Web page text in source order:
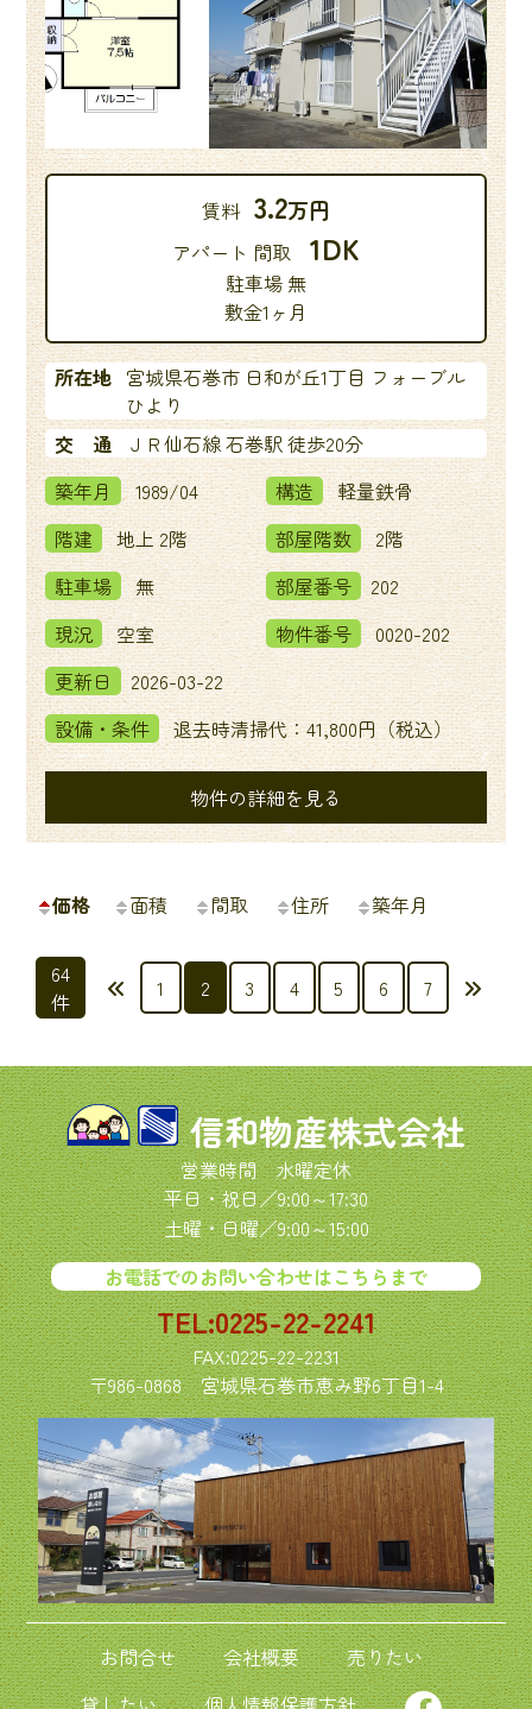
賃料 3.2万円
アパート 間取 1DK
駐車場 無
敷金1ヶ月
所在地 宮城県石巻市 日和が丘1丁目 フォーブル
ひより
交 通
ＪＲ仙石線 石巻駅 徒歩20分
築年月
1989/04 構造
軽量鉄骨
階建
地上 2階 部屋階数
2階
駐車場
無 部屋番号
202
現況
空室 物件番号
0020-202
更新日
2026-03-22
設備・条件
退去時清掃代：41,800円（税込）
物件の詳細を見る
価格 面積 間取 住所 築年月
64
件
投
の
ペ
ー
ジ
送
り
1 2 3 4 5 6 7
信和物産株式会社
営業時間 水曜定休
平日・祝日／9:00～17:30
土曜・日曜／9:00～15:00
お電話でのお問い合わせはこちらまで
TEL:0225-22-2241
FAX:0225-22-2231
〒986-0868宮城県石巻市恵み野6丁目1-4
お問合せ 会社概要
売りたい